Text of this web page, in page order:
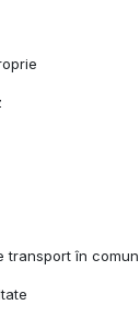
transport în comun